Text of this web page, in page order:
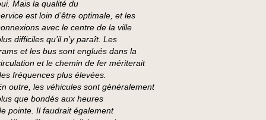
Mais la qualité du
est loin d’être optimale, et les
avec le centre de la ville
difficiles qu’il n’y paraît. Les
et les bus sont englués dans la
et le chemin de fer mériterait
fréquences plus élevées.
outre, les véhicules sont généralement
que bondés aux heures
pointe. Il faudrait également